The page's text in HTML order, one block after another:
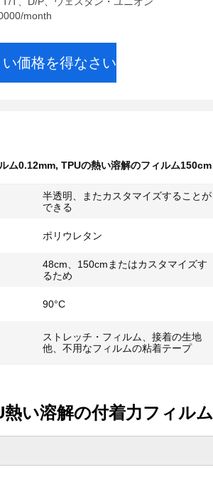
month
価格を得なさい
ム0.12mm, TPUの熱い溶解のフィルム150cm
半透明、またカスタマイズすることが
できる
ポリウレタン
48cm、150cmまたはカスタマイズす
るため
90°C
ストレッチ・フィルム、接着の生地
他、不用なフィルムの粘着テープ
い溶解の付着力フィルム